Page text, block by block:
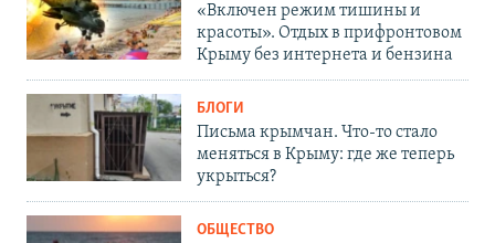
«Включен режим тишины и
красоты». Отдых в прифронтовом
Крыму без интернета и бензина
БЛОГИ
Письма крымчан. Что-то стало
меняться в Крыму: где же теперь
укрыться?
ОБЩЕСТВО